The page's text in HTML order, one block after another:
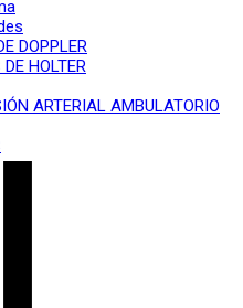
DOPPLER
HOLTER
ARTERIAL AMBULATORIO